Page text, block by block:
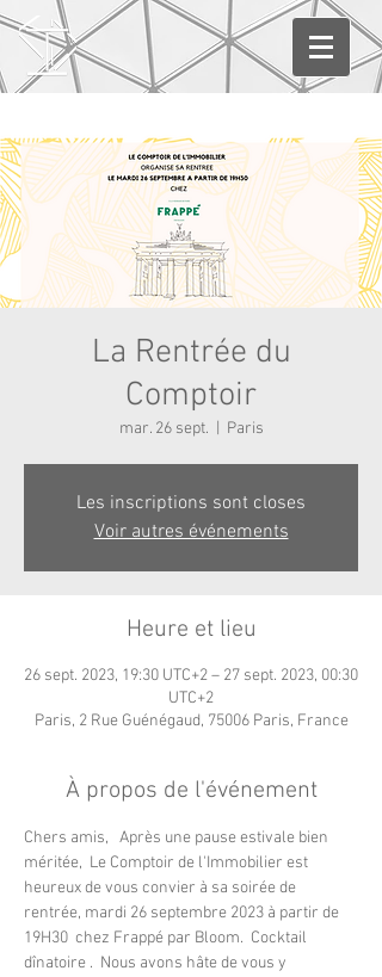
La Rentrée du
Comptoir
mar. 26 sept. Paris
Les inscriptions sont closes
Voir autres événements
Heure et lieu
26 sept. 2023, 19:30 UTC+2 – 27 sept. 2023, 00:30
UTC+2
Paris, 2 Rue Guénégaud, 75006 Paris, France
À propos de l'événement
Chers amis,   Après une pause estivale bien
méritée,  Le Comptoir de l'Immobilier est
heureux de vous convier à sa soirée de
rentrée, mardi 26 septembre 2023 à partir de
19H30  chez Frappé par Bloom.  Cocktail
dînatoire .  Nous avons hâte de vous y